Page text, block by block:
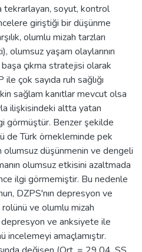
tekrarlayan, soyut, kontrol
giriştiği bir düşünme
olumlu mizah tarzları
olumsuz yaşam olaylarının
çıkma stratejisi olarak
çok sayıda ruh sağlığı
sağlam kanıtlar mevcut olsa
ilişkisindeki altta yatan
görmüştür. Benzer şekilde
de Türk örnekleminde pek
olumsuz düşünmenin ve dengeli
olumsuz etkisini azaltmada
ilgi görmemiştir. Bu nedenle
DZPS'nın depresyon ve
ve olumlu mizah
depresyon ve anksiyete ile
incelemeyi amaçlamıştır.